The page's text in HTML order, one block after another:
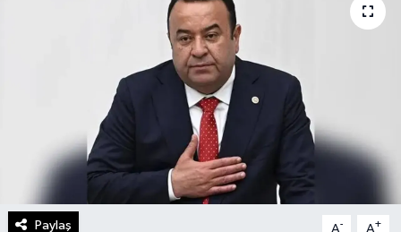
Paylaş A- A+